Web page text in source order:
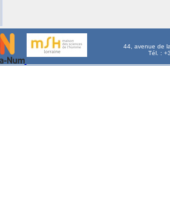
44, avenue de
Tél. :